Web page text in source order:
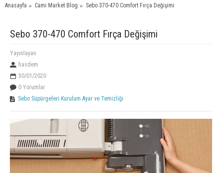
Anasayfa Cami Market Blog Sebo 370-470 Comfort Fırça Değişimi
Sebo 370-470 Comfort Fırça Değişimi
Yayınlayan
hasdem
30/01/2020
0 Yorumlar
Sebo Süpürgeleri Kurulum Ayar ve Temizliği